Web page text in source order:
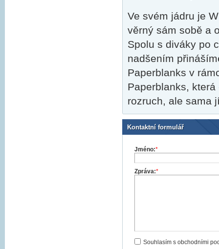
Ve svém jádru je
věrný sám sobě a
Spolu s diváky po
nadšením
Paperblanks v
Paperblanks,
rozruch, ale sama
Kontaktní formulář
Jméno:*
Zpráva:*
Souhlasím s obchodními